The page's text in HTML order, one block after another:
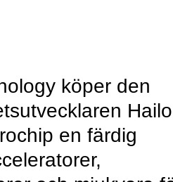
köper den
en färdig